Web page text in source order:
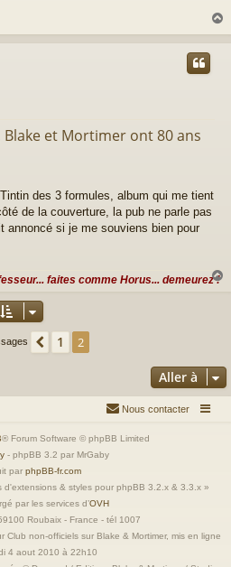
a
Blake et Mortimer ont 80 ans
des 3 formules, album qui me tient
de la couverture, la pub ne parle pas
annoncé si je me souviens bien pour
faites comme Horus... demeurez !
Précédente
1 2
Aller à
Nous contacter
® Forum Software © phpBB Limited
- phpBB 3.2 par MrGaby
par phpBB-fr.com
d'extensions & styles pour phpBB 3.2.x & 3.3.x »
par les services d’OVH
Roubaix - France - tél 1007
non-officiels sur Blake & Mortimer, mis en ligne
4 aout 2010 à 22h10